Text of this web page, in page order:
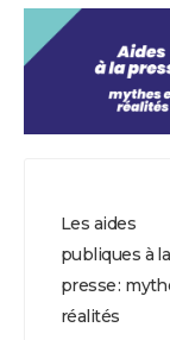
Les aides
publiques à la
presse :
réalités